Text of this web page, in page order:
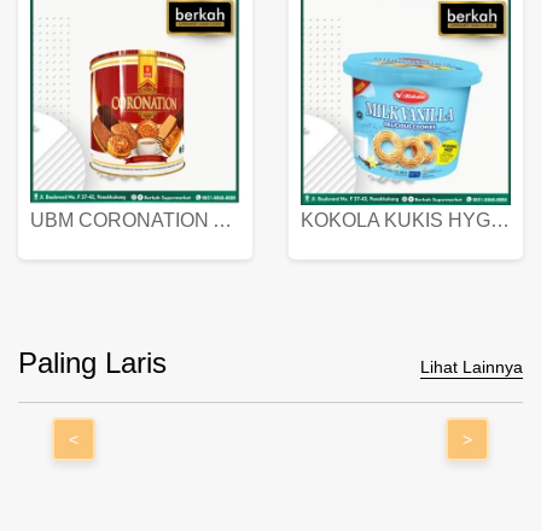
UBM CORONATION ASSORTED BISKUIT KALENG 450 GRAM KOKOLA KUKIS HYGIENIC MILK VANILLA PACK 320 GR
Paling Laris Lihat Lainnya
< >